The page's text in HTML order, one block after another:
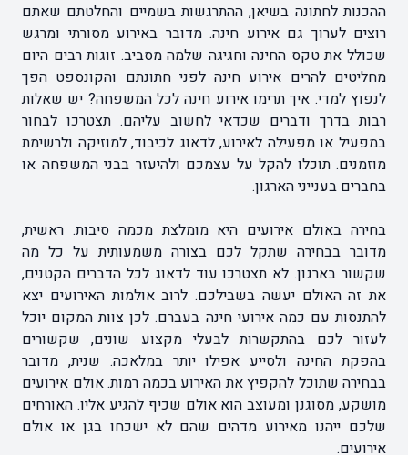
ההכנות לחתונה בשיאן, ההתרגשות בשמיים והחלטתם שאתם
רוצים לערוך גם אירוע חינה. מדובר באירוע מסורתי ומרגש
שכולל את טקס החינה וחגיגה שלמה מסביב. זוגות רבים היום
מחליטים להרים אירוע חינה לפני חתונתם והקונספט הפך
לנפוץ למדי. איך תרימו אירוע חינה לכל המשפחה? יש שאלות
רבות בדרך ודברים שכדאי לחשוב עליהם. תצטרכו לבחור
במפעיל או מפעילה לאירוע, לדאוג לכיבוד, למוזיקה ולרשימת
מוזמנים. תוכלו להקל על עצמכם ולהיעזר בבני המשפחה או
בחברים בענייני הארגון.
בחירה באולם אירועים היא מומלצת מכמה סיבות. ראשית,
מדובר בבחירה שתקל לכם בצורה משמעותית על כל מה
שקשור בארגון. לא תצטרכו עוד לדאוג לכל הדברים הקטנים,
את זה האולם יעשה בשבילכם. לרוב אולמות האירועים יצא
להתנסות עם כמה אירועי חינה בעברם. לכן צוות המקום יוכל
לעזור לכם בהתקשרות לבעלי מקצוע שונים, שקשורים
בהפקת החינה ולסייע אפילו יותר במלאכה. שנית, מדובר
בבחירה שתוכל להקפיץ את האירוע בכמה רמות. אולם אירועים
מושקע, מסוגנן ומעוצב הוא אולם שכיף להגיע אליו. האורחים
שלכם ייהנו מאירוע מדהים שהם לא ישכחו בגן או אולם
אירועים.